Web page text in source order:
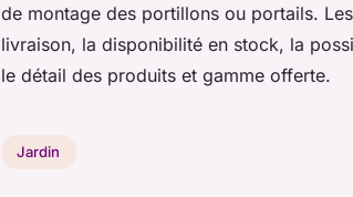
de montage des portillons ou portails.
livraison, la disponibilité en stock, la
le détail des produits et gamme offerte.
Jardin